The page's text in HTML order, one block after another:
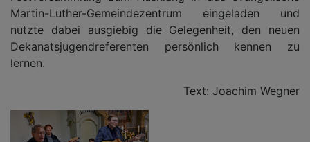
Martin-Luther-Gemeindezentrum eingeladen und
nutzte dabei ausgiebig die Gelegenheit, den neuen
Dekanatsjugendreferenten persönlich kennen zu
lernen.
Text: Joachim Wegner